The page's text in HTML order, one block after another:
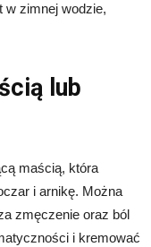
w zimnej wodzie,
lub
maścią, która
i arnikę. Można
zmęczenie oraz ból
i kremować